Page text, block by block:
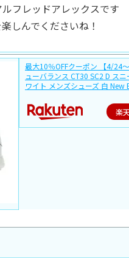
フレッドアレックスです
しんでくださいね！
最大10％OFFクーポン 【4/24
ューバランス CT30 SC2 D ス
ワイト メンズシューズ 白 New
楽